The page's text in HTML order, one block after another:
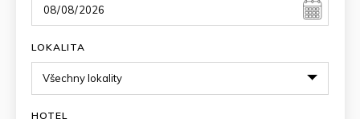
LOKALITA
HOTEL